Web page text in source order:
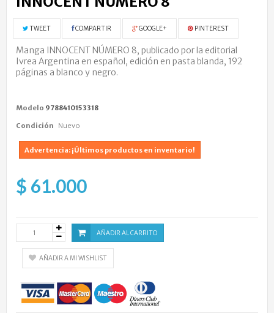
TWEET COMPARTIR GOOGLE+ PINTEREST
Manga INNOCENT NÚMERO 8, publicado por la editorial
Ivrea Argentina en español, edición en pasta blanda, 192
páginas a blanco y negro.
Modelo 9788410153318
Condición Nuevo
Advertencia: ¡Últimos productos en inventario!
$ 61.000
AÑADIR AL CARRITO
AÑADIR A MI WISHLIST